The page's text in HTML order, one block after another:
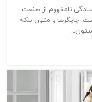
نامفهوم از صنعت
چاپگرها و متون بلکه